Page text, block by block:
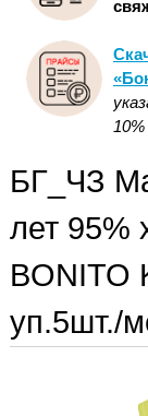
БГ_ЧЗ
лет 95%
BONITO
уп.5шт./